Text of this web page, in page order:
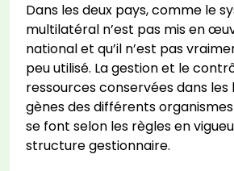
Dans les deux pays, comme le
multilatéral n’est pas mis en
national et qu’il n’est pas
peu utilisé. La gestion et le
ressources conservées dans les
gènes des différents
se font selon les règles en
structure gestionnaire.